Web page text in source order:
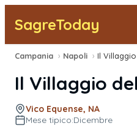
SagreToday
Segnala una sagra
Tutte le Sagre
Vicino a Me
Campania › Napoli › Il
Il Villaggio
Vico Equense, NA
Mese tipico:Dicembre